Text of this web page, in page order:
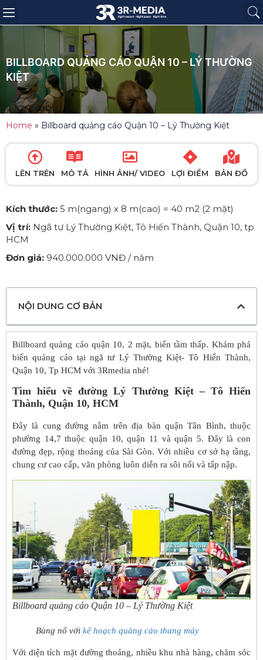
BILLBOARD QUẢNG CÁO QUẬN 10 – LÝ THƯỜNG
KIỆT
Home » Billboard quảng cáo Quận 10 – Lý Thường Kiệt
LÊN TRÊN MÔ TẢ HÌNH ẢNH/ VIDEO LỢI ĐIỂM BẢN ĐỒ
Kích thước: 5 m(ngang) x 8 m(cao) = 40 m2 (2 mặt)
Vị trí: Ngã tư Lý Thường Kiệt, Tô Hiến Thành, Quận 10, tp
HCM
Đơn giá: 940.000.000 VNĐ / năm
NỘI DUNG CƠ BẢN
Billboard quảng cáo quận 10, 2 mặt, biển tầm thấp. Khám phá
biển quảng cáo tại ngã tư Lý Thường Kiệt- Tô Hiến Thành,
Quận 10, Tp HCM với 3Rmedia nhé!
Tìm hiểu về đường Lý Thường Kiệt – Tô Hiến
Thành, Quận 10, HCM
Đây là cung đường nằm trên địa bàn quận Tân Bình, thuộc
phường 14,7 thuộc quận 10, quận 11 và quận 5. Đây là con
đường đẹp, rộng thoáng của Sài Gòn. Với nhiều cơ sở hạ tầng,
chung cư cao cấp, văn phòng luôn diễn ra sôi nổi và tấp nập.
Billboard quảng cáo Quận 10 – Lý Thường Kiệt
Bùng nổ với kế hoạch quảng cáo thang máy
Với diện tích mặt đường thoáng, nhiều khu nhà hàng, chăm sóc